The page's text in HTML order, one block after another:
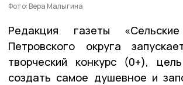
Фото: Вера Малыгина
Редакция газеты
Петровского округа
творческий конкурс (0+),
создать самое душевное и